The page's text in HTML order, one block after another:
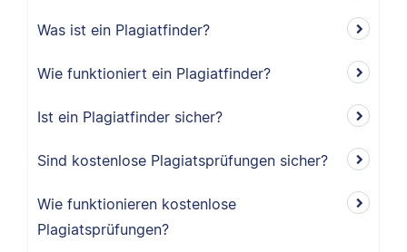
Was ist ein Plagiatfinder?
Wie funktioniert ein Plagiatfinder?
Ist ein Plagiatfinder sicher?
Sind kostenlose Plagiatsprüfungen sicher?
Wie funktionieren kostenlose
Plagiatsprüfungen?